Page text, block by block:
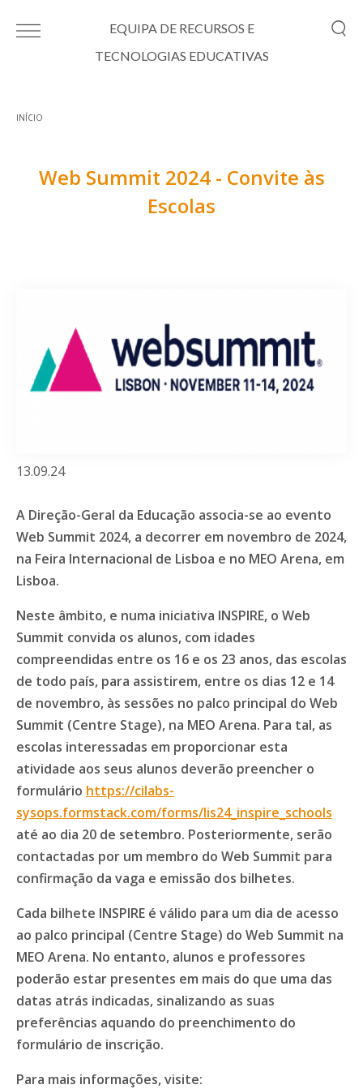
EQUIPA DE RECURSOS E
TECNOLOGIAS EDUCATIVAS
INÍCIO
Web Summit 2024 - Convite às
Escolas
13.09.24
A Direção-Geral da Educação associa-se ao evento
Web Summit 2024, a decorrer em novembro de 2024,
na Feira Internacional de Lisboa e no MEO Arena, em
Lisboa.
Neste âmbito, e numa iniciativa INSPIRE, o Web
Summit convida os alunos, com idades
compreendidas entre os 16 e os 23 anos, das escolas
de todo país, para assistirem, entre os dias 12 e 14
de novembro, às sessões no palco principal do Web
Summit (Centre Stage), na MEO Arena. Para tal, as
escolas interessadas em proporcionar esta
atividade aos seus alunos deverão preencher o
formulário https://cilabs-
sysops.formstack.com/forms/lis24_inspire_schools
até ao dia 20 de setembro. Posteriormente, serão
contactadas por um membro do Web Summit para
confirmação da vaga e emissão dos bilhetes.
Cada bilhete INSPIRE é válido para um dia de acesso
ao palco principal (Centre Stage) do Web Summit na
MEO Arena. No entanto, alunos e professores
poderão estar presentes em mais do que uma das
datas atrás indicadas, sinalizando as suas
preferências aquando do preenchimento do
formulário de inscrição.
Para mais informações, visite: